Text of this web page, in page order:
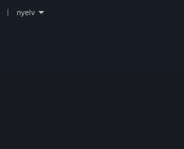
nyelv